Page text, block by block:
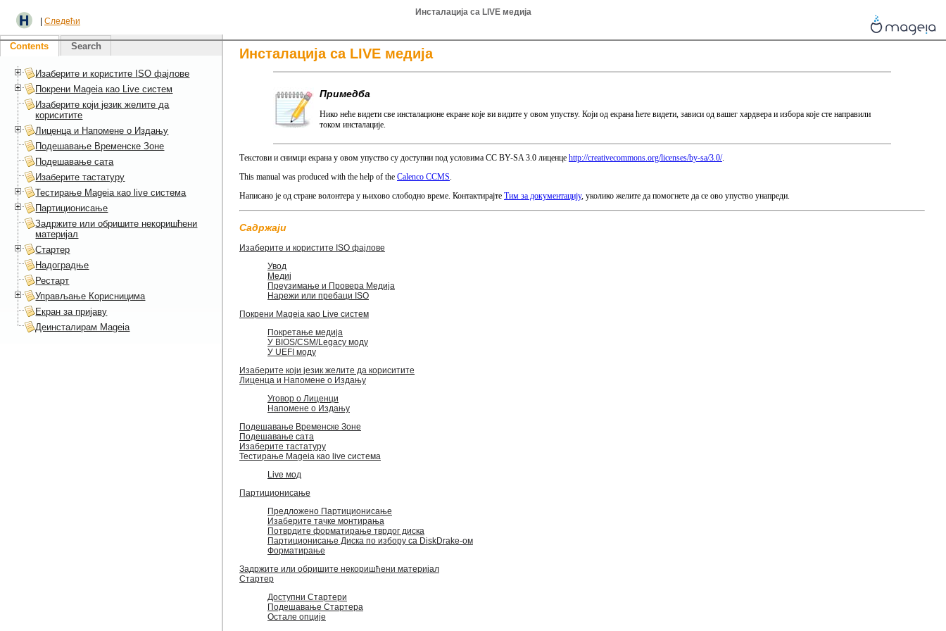
Следећи
Инсталација са LIVE медија
Инсталација са LIVE медија
Примедба
Нико неће видети све инсталационе екране које ви видите у овом упуству. Који од екрана ћете видети, зависи од вашег хардвера и избора које сте направили
током инсталације.
Текстови и снимци екрана у овом упуство су доступни под условима CC BY-SA 3.0 лиценце http://creativecommons.org/licenses/by-sa/3.0/.
This manual was produced with the help of the Calenco CCMS.
Написано је од стране волонтера у њихово слободно време. Контактирајте Тим за документацију, уколико желите да помогнете да се ово упуство унапреди.
Садржаји
Изаберите и користите ISO фајлове
Увод
Медиј
Преузимање и Провера Медија
Нарежи или пребаци ISO
Покрени Mageia као Live систем
Покретање медија
У BIOS/CSM/Legacy моду
У UEFI моду
Изаберите који језик желите да кориситите
Лиценца и Напомене о Издању
Уговор о Лиценци
Напомене о Издању
Подешавање Временске Зоне
Подешавање сата
Изаберите тастатуру
Тестирање Mageia као live система
Live мод
Партиционисање
Предложено Партиционисање
Изаберите тачке монтирања
Потврдите форматирање тврдог диска
Партиционисање Диска по избору са DiskDrake-ом
Форматирање
Задржите или обришите некоришћени материјал
Стартер
Доступни Стартери
Подешавање Стартера
Остале опције
Contents Search
Изаберите и користите ISO фајлове
Покрени Mageia као Live систем
Изаберите који језик желите да
кориситите
Лиценца и Напомене о Издању
Подешавање Временске Зоне
Подешавање сата
Изаберите тастатуру
Тестирање Mageia као live система
Партиционисање
Задржите или обришите некоришћени
материјал
Стартер
Надоградње
Рестарт
Управљање Корисницима
Екран за пријаву
Деинсталирам Mageia